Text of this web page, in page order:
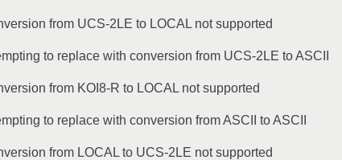
from UCS-2LE to LOCAL not supported
to replace with conversion from UCS-2LE to ASCII
from KOI8-R to LOCAL not supported
to replace with conversion from ASCII to ASCII
from LOCAL to UCS-2LE not supported